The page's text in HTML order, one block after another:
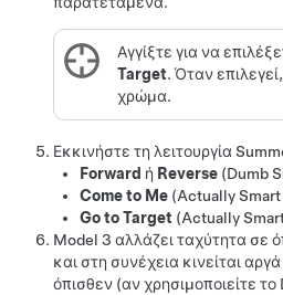
Αγγίξτε για να
Target. Όταν
χρώμα.
Εκκινήστε τη λειτουργία
Forward ή Reverse (Dumb
Come to Me (Actually Smart
Go to Target (Actually
Model 3 αλλάζει ταχύτητα σε
και στη συνέχεια κινείται
όπισθεν (αν χρησιμοποιείτε το